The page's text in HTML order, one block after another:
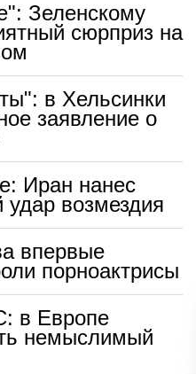
Зеленскому
сюрприз на
в Хельсинки
заявление о
Иран нанес
возмездия
впервые
порноактрисы
в Европе
немыслимый